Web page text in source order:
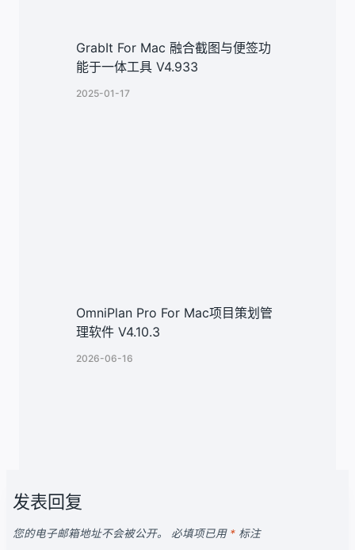
GrabIt For Mac 融合截图与便签功
能于一体工具 V4.933
2025-01-17
OmniPlan Pro For Mac项目策划管
理软件 V4.10.3
2026-06-16
发表回复
您的电子邮箱地址不会被公开。 必填项已用 * 标注